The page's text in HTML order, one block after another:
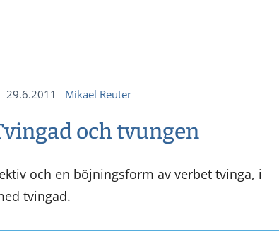
29.6.2011 Mikael Reuter
och tvungen
och en böjningsform av verbet tvinga, i
tvingad.